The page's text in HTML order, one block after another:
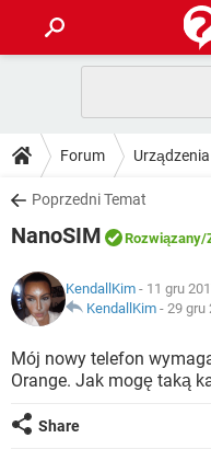
GRY
SPOTIFY
INSTAGRAM
WINDOWS 10
PORADY
PlayStation
INSTAGRAM
WINDOWS 10
DO POBRANIA
ANDROID
GRY
IOS
INSTAGRAM
WINDOWS 10
COVID-19
GRY
SPOTIFY
ARTYKUŁY
COVID-19
GRY
SPOTIFY
Forum
Poprzedni Temat
NanoSIM Rozwiązany/
KendallKim - 11 gru
KendallKim - 29 gru
Mój nowy telefon
Orange. Jak mogę taką
Share